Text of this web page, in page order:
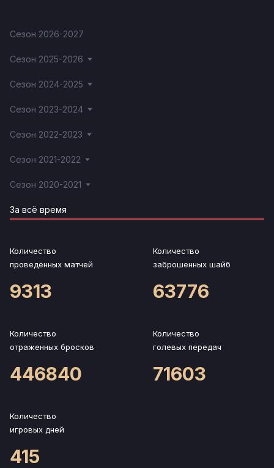
Сезон 2026-2027
Сезон 2025-2026
Сезон 2024-2025
Сезон 2023-2024
Сезон 2022-2023
Сезон 2021-2022
Сезон 2020-2021
За всё время
Количество
проведённых матчей
9313
Количество
заброшенных шайб
63776
Количество
отраженных бросков
446840
Количество
голевых передач
71603
Количество
игровых дней
415